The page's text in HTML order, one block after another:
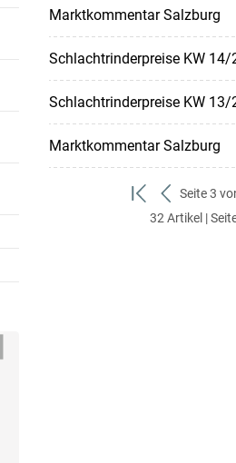
Marktkommentar Salzburg
Schlachtrinderpreise KW 14/
Schlachtrinderpreise KW 13/
Marktkommentar Salzburg
zum
ersten
zurück
zum
Seite 3
32 Artikel |